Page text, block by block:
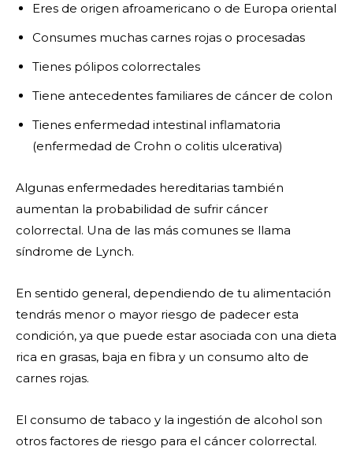
Eres de origen afroamericano o de Europa oriental
Consumes muchas carnes rojas o procesadas
Tienes pólipos colorrectales
Tiene antecedentes familiares de cáncer de colon
Tienes enfermedad intestinal inflamatoria
(enfermedad de Crohn o colitis ulcerativa)
Algunas enfermedades hereditarias también
aumentan la probabilidad de sufrir cáncer
colorrectal. Una de las más comunes se llama
síndrome de Lynch.
En sentido general, dependiendo de tu alimentación
tendrás menor o mayor riesgo de padecer esta
condición, ya que puede estar asociada con una dieta
rica en grasas, baja en fibra y un consumo alto de
carnes rojas.
El consumo de tabaco y la ingestión de alcohol son
otros factores de riesgo para el cáncer colorrectal.